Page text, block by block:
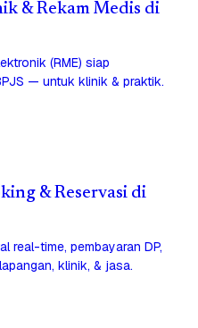
& Rekam Medis di
(RME) siap
— untuk klinik & praktik.
& Reservasi di
real-time, pembayaran DP,
klinik, & jasa.